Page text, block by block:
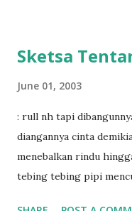
Sketsa
June 01, 2003
: rull nh tapi
diangannya cinta
menebalkan rindu
tebing tebing pipi